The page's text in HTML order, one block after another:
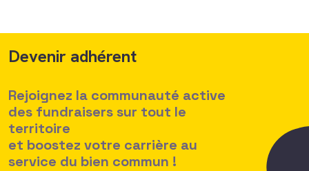
Devenir adhérent
Rejoignez la communauté active
des fundraisers sur tout le
territoire
et boostez votre carrière au
service du bien commun !